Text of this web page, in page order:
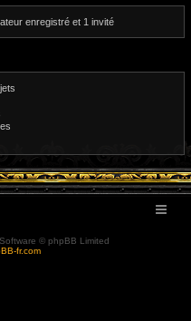
enregistré et 1 invité
© phpBB Limited
fr.com